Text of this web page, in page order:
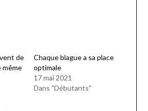
de
même
Chaque blague a sa place
optimale
17 mai 2021
Dans "Débutants"